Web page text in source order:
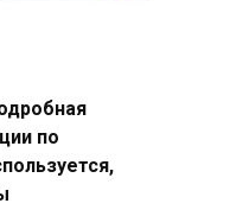
по